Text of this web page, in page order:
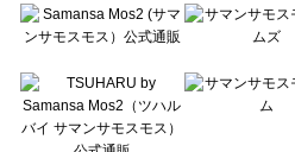
Te chichi（テチチ）の一覧
Te chichi CLASSIC（テチチ クラシック）の一覧
Lugnoncure（ルノンキュール）の一覧
BETTY'S BLUE（べティーズブルー）の一覧
Wpc.（ワールドパーティー）の一覧